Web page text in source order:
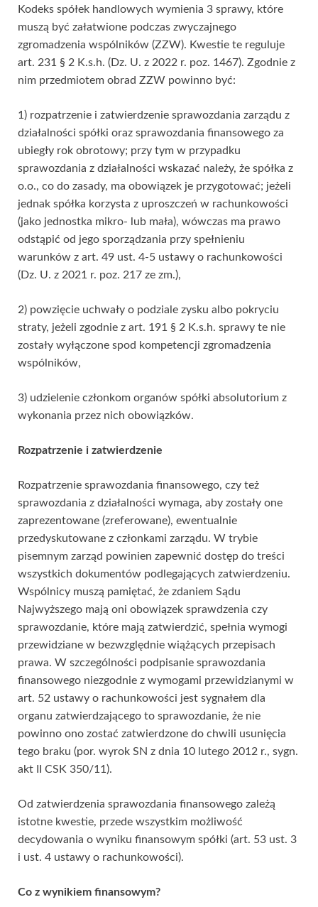
Kodeks spółek handlowych wymienia 3 sprawy, które
muszą być załatwione podczas zwyczajnego
zgromadzenia wspólników (ZZW). Kwestie te reguluje
art. 231 § 2 K.s.h. (Dz. U. z 2022 r. poz. 1467). Zgodnie z
nim przedmiotem obrad ZZW powinno być:
1) rozpatrzenie i zatwierdzenie sprawozdania zarządu z
działalności spółki oraz sprawozdania finansowego za
ubiegły rok obrotowy; przy tym w przypadku
sprawozdania z działalności wskazać należy, że spółka z
o.o., co do zasady, ma obowiązek je przygotować; jeżeli
jednak spółka korzysta z uproszczeń w rachunkowości
(jako jednostka mikro- lub mała), wówczas ma prawo
odstąpić od jego sporządzania przy spełnieniu
warunków z art. 49 ust. 4-5 ustawy o rachunkowości
(Dz. U. z 2021 r. poz. 217 ze zm.),
2) powzięcie uchwały o podziale zysku albo pokryciu
straty, jeżeli zgodnie z art. 191 § 2 K.s.h. sprawy te nie
zostały wyłączone spod kompetencji zgromadzenia
wspólników,
3) udzielenie członkom organów spółki absolutorium z
wykonania przez nich obowiązków.
Rozpatrzenie i zatwierdzenie
Rozpatrzenie sprawozdania finansowego, czy też
sprawozdania z działalności wymaga, aby zostały one
zaprezentowane (zreferowane), ewentualnie
przedyskutowane z członkami zarządu. W trybie
pisemnym zarząd powinien zapewnić dostęp do treści
wszystkich dokumentów podlegających zatwierdzeniu.
Wspólnicy muszą pamiętać, że zdaniem Sądu
Najwyższego mają oni obowiązek sprawdzenia czy
sprawozdanie, które mają zatwierdzić, spełnia wymogi
przewidziane w bezwzględnie wiążących przepisach
prawa. W szczególności podpisanie sprawozdania
finansowego niezgodnie z wymogami przewidzianymi w
art. 52 ustawy o rachunkowości jest sygnałem dla
organu zatwierdzającego to sprawozdanie, że nie
powinno ono zostać zatwierdzone do chwili usunięcia
tego braku (por. wyrok SN z dnia 10 lutego 2012 r., sygn.
akt II CSK 350/11).
Od zatwierdzenia sprawozdania finansowego zależą
istotne kwestie, przede wszystkim możliwość
decydowania o wyniku finansowym spółki (art. 53 ust. 3
i ust. 4 ustawy o rachunkowości).
Co z wynikiem finansowym?